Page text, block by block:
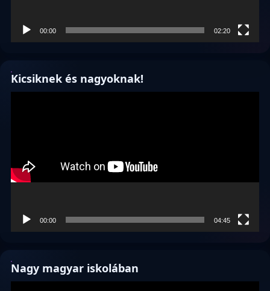
00:00 02:20
Kicsiknek és nagyoknak!
00:00 04:45
Nagy magyar iskolában